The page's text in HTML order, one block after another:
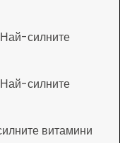
Най-силните
Най-силните
витамини